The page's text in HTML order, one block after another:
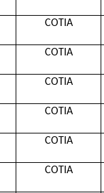
COTIA
COTIA
COTIA
COTIA
COTIA
COTIA